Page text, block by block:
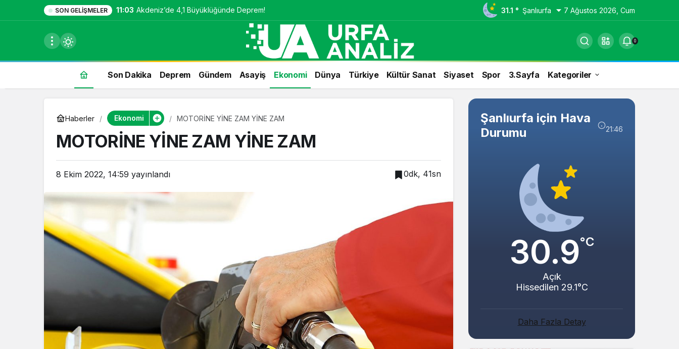
SON GELIŞMELER 11:03 Akdeniz’de 4,1 Büyüklüğünde Deprem! 31.1 ° Şanlıurfa 7 Ağustos 2026, Cum
0
Son Dakika Deprem Gündem Asayiş Ekonomi Dünya Türkiye Kültür Sanat Siyaset Spor 3.Sayfa Kategoriler
Haberler Ekonomi MOTORİNE YİNE ZAM YİNE ZAM
MOTORİNE YİNE ZAM YİNE ZAM
8 Ekim 2022, 14:59 yayınlandı 0dk, 41sn
Şanlıurfa için Hava
Durumu
21:46
30.9°C
Açık
Hissedilen 29.1°C
Daha Fazla Detay